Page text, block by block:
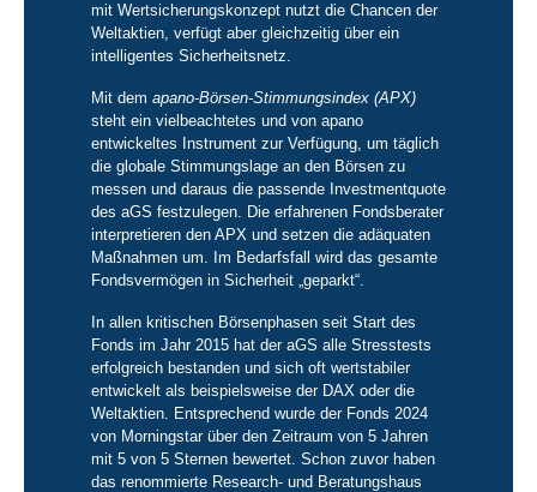
mit Wertsicherungskonzept nutzt die Chancen der
Weltaktien, verfügt aber gleichzeitig über ein
intelligentes Sicherheitsnetz.
Mit dem apano-Börsen-Stimmungsindex (APX)
steht ein vielbeachtetes und von apano
entwickeltes Instrument zur Verfügung, um täglich
die globale Stimmungslage an den Börsen zu
messen und daraus die passende Investmentquote
des aGS festzulegen. Die erfahrenen Fondsberater
interpretieren den APX und setzen die adäquaten
Maßnahmen um. Im Bedarfsfall wird das gesamte
Fondsvermögen in Sicherheit „geparkt“.
In allen kritischen Börsenphasen seit Start des
Fonds im Jahr 2015 hat der aGS alle Stresstests
erfolgreich bestanden und sich oft wertstabiler
entwickelt als beispielsweise der DAX oder die
Weltaktien. Entsprechend wurde der Fonds 2024
von Morningstar über den Zeitraum von 5 Jahren
mit 5 von 5 Sternen bewertet. Schon zuvor haben
das renommierte Research- und Beratungshaus